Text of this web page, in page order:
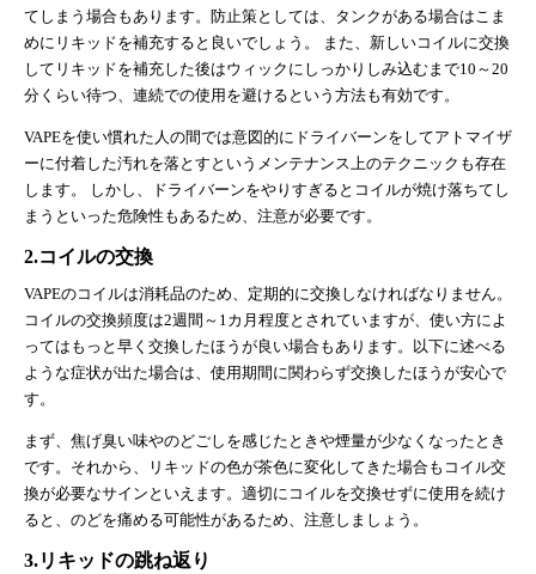
てしまう場合もあります。防止策としては、タンクがある場合はこま
めにリキッドを補充すると良いでしょう。 また、新しいコイルに交換
してリキッドを補充した後はウィックにしっかりしみ込むまで10～20
分くらい待つ、連続での使用を避けるという方法も有効です。
VAPEを使い慣れた人の間では意図的にドライバーンをしてアトマイザ
ーに付着した汚れを落とすというメンテナンス上のテクニックも存在
します。 しかし、ドライバーンをやりすぎるとコイルが焼け落ちてし
まうといった危険性もあるため、注意が必要です。
2.コイルの交換
VAPEのコイルは消耗品のため、定期的に交換しなければなりません。
コイルの交換頻度は2週間～1カ月程度とされていますが、使い方によ
ってはもっと早く交換したほうが良い場合もあります。以下に述べる
ような症状が出た場合は、使用期間に関わらず交換したほうが安心で
す。
まず、焦げ臭い味やのどごしを感じたときや煙量が少なくなったとき
です。それから、リキッドの色が茶色に変化してきた場合もコイル交
換が必要なサインといえます。適切にコイルを交換せずに使用を続け
ると、のどを痛める可能性があるため、注意しましょう。
3.リキッドの跳ね返り